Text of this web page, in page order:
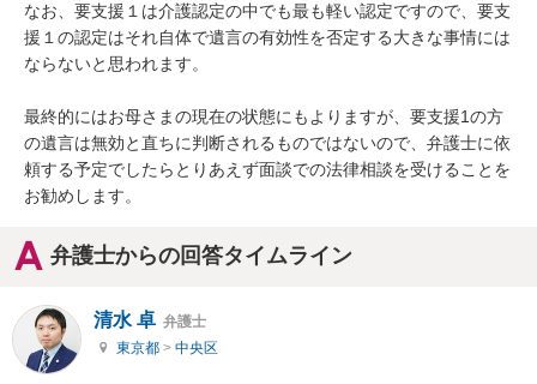
なお、要支援１は介護認定の中でも最も軽い認定ですので、要支
援１の認定はそれ自体で遺言の有効性を否定する大きな事情には
ならないと思われます。
最終的にはお母さまの現在の状態にもよりますが、要支援1の方
の遺言は無効と直ちに判断されるものではないので、弁護士に依
頼する予定でしたらとりあえず面談での法律相談を受けることを
お勧めします。
弁護士からの回答タイムライン
清水 卓 弁護士
東京都 > 中央区